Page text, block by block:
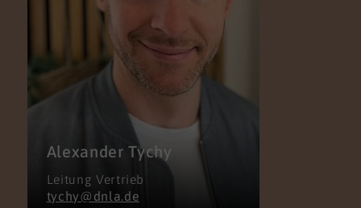
Alexander Tychy
Leitung Vertrieb
tychy@dnla.de